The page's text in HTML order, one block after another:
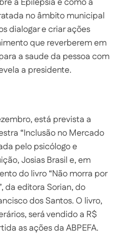
no âmbito municipal
dialogar e criar ações
que reverberem em
a saude da pessoa com
a presidente.
está prevista a
“Inclusão no Mercado
pelo psicólogo e
Josias Brasil e, em
do livro “Não morra por
da editora Sorian, do
dos Santos. O livro,
será vendido a R$
as ações da ABPEFA.